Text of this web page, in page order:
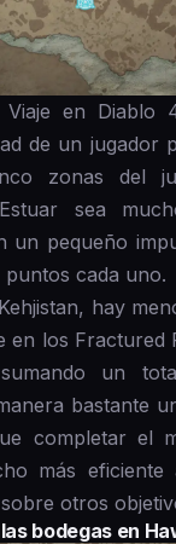
Viaje en Diablo
de un jugador
zonas del
sea
un pequeño
cada uno.
hay
en los Fractured
un
bastante
completar el
más
otros
bodegas en